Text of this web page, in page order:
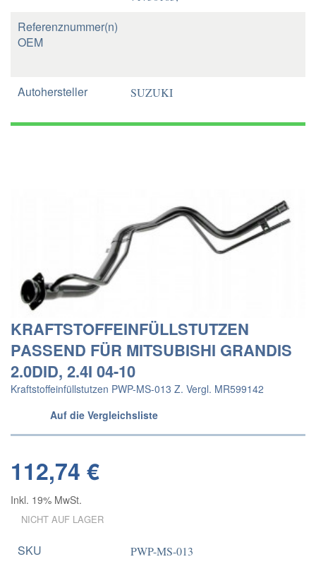
Referenznummer(n)
OEM
Autohersteller SUZUKI
KRAFTSTOFFEINFÜLLSTUTZEN
PASSEND FÜR MITSUBISHI GRANDIS
2.0DID, 2.4I 04-10
Kraftstoffeinfüllstutzen PWP-MS-013 Z. Vergl. MR599142
Auf die Vergleichsliste
112,74 €
Inkl. 19% MwSt.
NICHT AUF LAGER
SKU PWP-MS-013